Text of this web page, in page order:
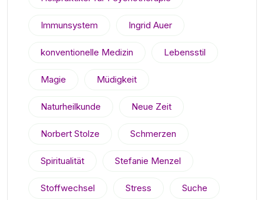
Immunsystem Ingrid Auer
konventionelle Medizin Lebensstil
Magie Müdigkeit
Naturheilkunde Neue Zeit
Norbert Stolze Schmerzen
Spiritualität Stefanie Menzel
Stoffwechsel Stress Suche